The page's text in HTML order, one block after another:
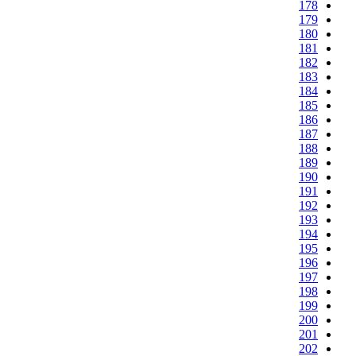
178
179
180
181
182
183
184
185
186
187
188
189
190
191
192
193
194
195
196
197
198
199
200
201
202